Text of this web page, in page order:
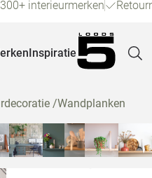
300+ interieurmerken
Inspiratie
/Wandplanken